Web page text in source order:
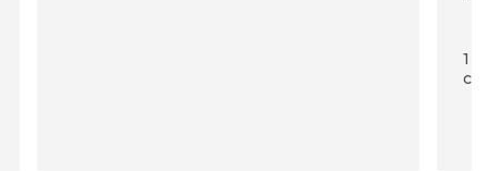
1